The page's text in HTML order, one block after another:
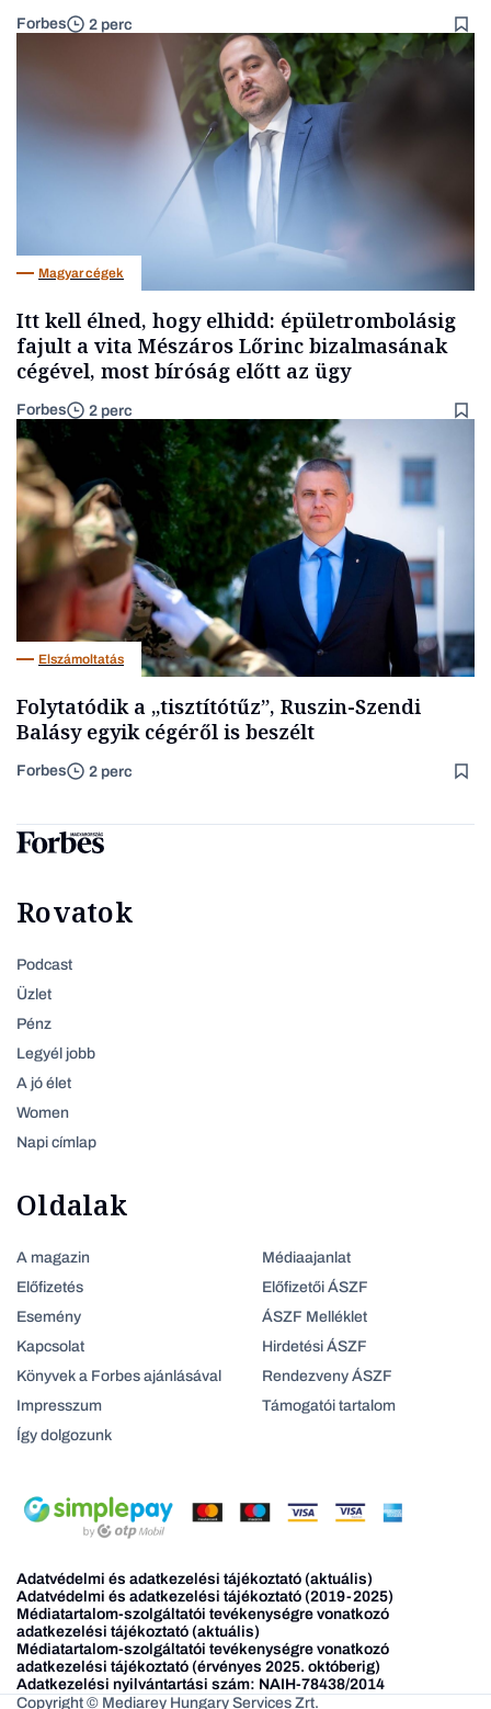
Forbes 2 perc
Magyar cégek
Itt kell élned, hogy elhidd: épületrombolásig
fajult a vita Mészáros Lőrinc bizalmasának
cégével, most bíróság előtt az ügy
Forbes 2 perc
Elszámoltatás
Folytatódik a „tisztítótűz”, Ruszin-Szendi
Balásy egyik cégéről is beszélt
Forbes 2 perc
Rovatok
Podcast
Üzlet
Pénz
Legyél jobb
A jó élet
Women
Napi címlap
Oldalak
A magazin
Előfizetés
Esemény
Kapcsolat
Könyvek a Forbes ajánlásával
Impresszum
Így dolgozunk
Médiaajanlat
Előfizetői ÁSZF
ÁSZF Melléklet
Hirdetési ÁSZF
Rendezveny ÁSZF
Támogatói tartalom
Adatvédelmi és adatkezelési tájékoztató (aktuális)
Adatvédelmi és adatkezelési tájékoztató (2019-2025)
Médiatartalom-szolgáltatói tevékenységre vonatkozó
adatkezelési tájékoztató (aktuális)
Médiatartalom-szolgáltatói tevékenységre vonatkozó
adatkezelési tájékoztató (érvényes 2025. októberig)
Adatkezelési nyilvántartási szám: NAIH-78438/2014
Copyright © Mediarey Hungary Services Zrt.